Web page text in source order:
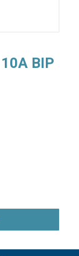
BIP